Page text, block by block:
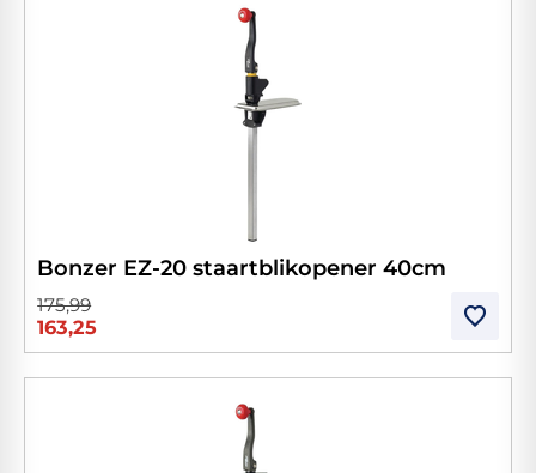
Bonzer EZ-20 staartblikopener 40cm
175,99
163,25